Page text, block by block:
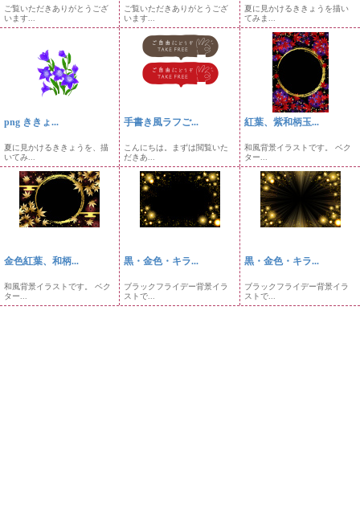
ご覧いただきありがとうござ
います...
ご覧いただきありがとうござ
います...
夏に見かけるききょうを描い
てみま...
png ききょ...
夏に見かけるききょうを、描
いてみ...
手書き風ラフご...
こんにちは。まずは閲覧いた
だきあ...
紅葉、紫和柄玉...
和風背景イラストです。 ベク
ター...
金色紅葉、和柄...
和風背景イラストです。 ベク
ター...
黒・金色・キラ...
ブラックフライデー背景イラ
ストで...
黒・金色・キラ...
ブラックフライデー背景イラ
ストで...